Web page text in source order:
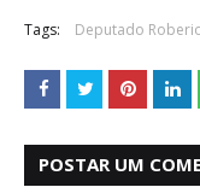
Tags: Deputado
POSTAR UM